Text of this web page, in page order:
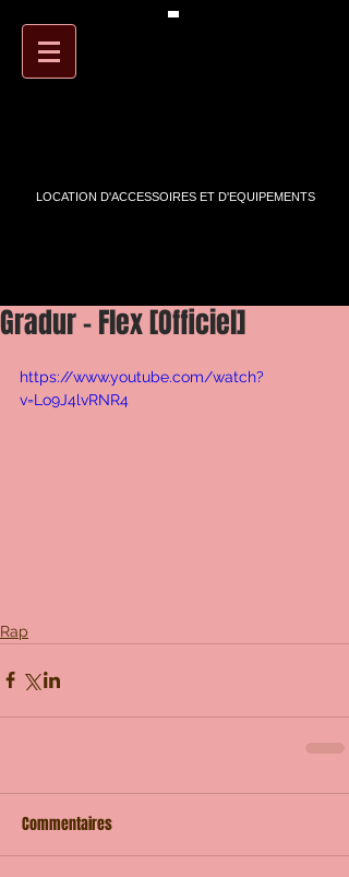
LOCATION D'ACCESSOIRES ET D'EQUIPEMENTS
Gradur - Flex [Officiel]
https://www.youtube.com/watch?
v=Lo9J4lvRNR4
Rap
Commentaires